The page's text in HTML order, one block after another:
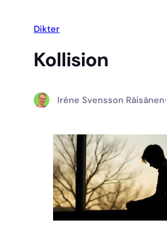
Dikter
Kollision
Iréne Svensson Räisänen·